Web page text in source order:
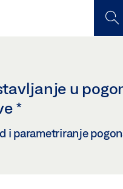
u
*
i parametriranje